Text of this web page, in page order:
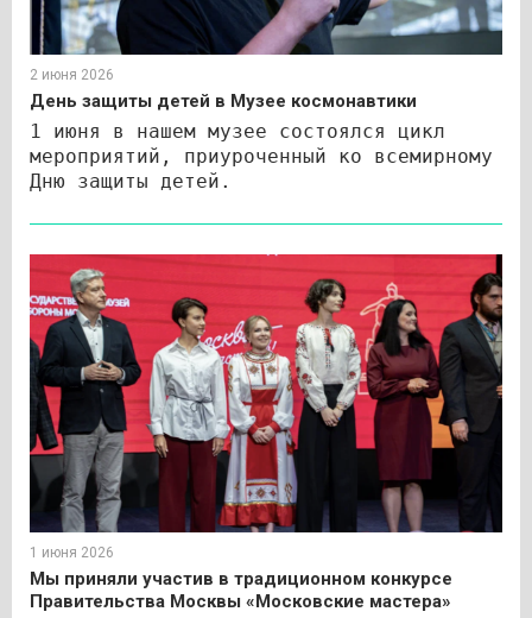
2 июня 2026
День защиты детей в Музее космонавтики
1 июня в нашем музее состоялся цикл
мероприятий, приуроченный ко всемирному
Дню защиты детей.
1 июня 2026
Мы приняли участив в традиционном конкурсе
Правительства Москвы «Московские мастера»